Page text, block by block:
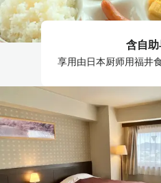
含自
享用由日本厨师用福井